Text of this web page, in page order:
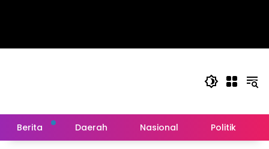
Berita Daerah Nasional Politik